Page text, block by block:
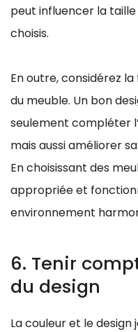
peut influencer la
choisis.
En outre, considérez
du meuble. Un bon
seulement compléter
mais aussi améliorer
En choisissant des
appropriée et
environnement
6. Tenir
du design
La couleur et le